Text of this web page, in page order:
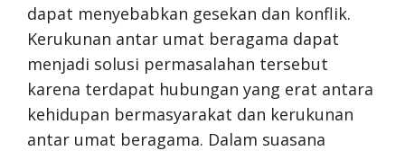
dapat menyebabkan gesekan dan konflik.
Kerukunan antar umat beragama dapat
menjadi solusi permasalahan tersebut
karena terdapat hubungan yang erat antara
kehidupan bermasyarakat dan kerukunan
antar umat beragama. Dalam suasana